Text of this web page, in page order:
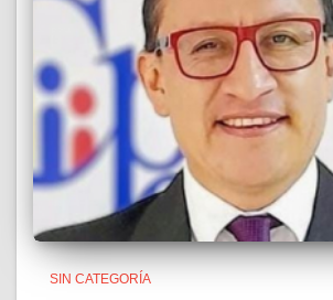
SIN CATEGORÍA